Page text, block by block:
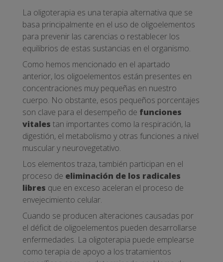
La oligoterapia es una terapia alternativa que se
basa principalmente en el uso de oligoelementos
para prevenir las carencias o restablecer los
equilibrios de estas sustancias en el organismo.
Como hemos mencionado en el apartado
anterior, los oligoelementos están presentes en
concentraciones muy pequeñas en nuestro
cuerpo. No obstante, esos pequeños porcentajes
son clave para el desempeño de funciones
vitales tan importantes como la respiración, la
digestión, el metabolismo y otras funciones a nivel
muscular y neurovegetativo.
Los elementos traza, también participan en el
proceso de eliminación de los radicales
libres que en exceso aceleran el proceso de
envejecimiento celular.
Cuando se producen alteraciones causadas por
el déficit de oligoelementos pueden desarrollarse
enfermedades. La oligoterapia puede emplearse
como terapia de apoyo a los tratamientos